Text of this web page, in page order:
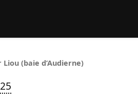
(baie d’Audierne)